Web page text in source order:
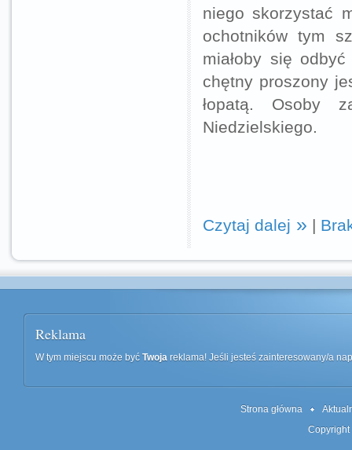
niego skorzystać
ochotników tym
miałoby się
chętny proszony
łopatą. Osoby
Niedzielskiego.
Czytaj dalej |
Reklama
W tym miejscu może być Twoja reklama! Jeśli jesteś zainteresowany/a
Strona główna